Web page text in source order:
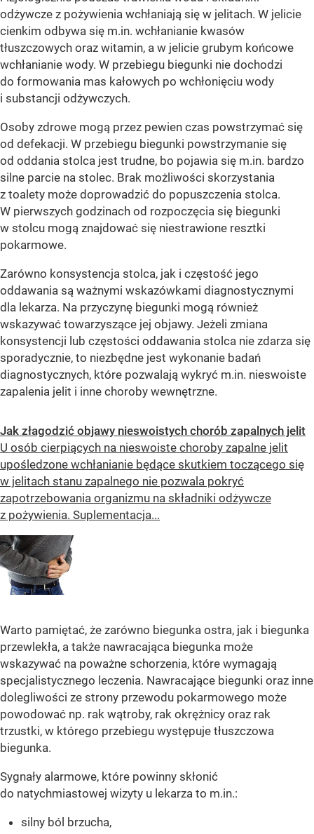
odżywcze z pożywienia wchłaniają się w jelitach. W jelicie
cienkim odbywa się m.in. wchłanianie kwasów
tłuszczowych oraz witamin, a w jelicie grubym końcowe
wchłanianie wody. W przebiegu biegunki nie dochodzi
do formowania mas kałowych po wchłonięciu wody
i substancji odżywczych.
Osoby zdrowe mogą przez pewien czas powstrzymać się
od defekacji. W przebiegu biegunki powstrzymanie się
od oddania stolca jest trudne, bo pojawia się m.in. bardzo
silne parcie na stolec. Brak możliwości skorzystania
z toalety może doprowadzić do popuszczenia stolca.
W pierwszych godzinach od rozpoczęcia się biegunki
w stolcu mogą znajdować się niestrawione resztki
pokarmowe.
Zarówno konsystencja stolca, jak i częstość jego
oddawania są ważnymi wskazówkami diagnostycznymi
dla lekarza. Na przyczynę biegunki mogą również
wskazywać towarzyszące jej objawy. Jeżeli zmiana
konsystencji lub częstości oddawania stolca nie zdarza się
sporadycznie, to niezbędne jest wykonanie badań
diagnostycznych, które pozwalają wykryć m.in. nieswoiste
zapalenia jelit i inne choroby wewnętrzne.
Jak złagodzić objawy nieswoistych chorób zapalnych jelit
U osób cierpiących na nieswoiste choroby zapalne jelit
upośledzone wchłanianie będące skutkiem toczącego się
w jelitach stanu zapalnego nie pozwala pokryć
zapotrzebowania organizmu na składniki odżywcze
z pożywienia. Suplementacja...
Warto pamiętać, że zarówno biegunka ostra, jak i biegunka
przewlekła, a także nawracająca biegunka może
wskazywać na poważne schorzenia, które wymagają
specjalistycznego leczenia. Nawracające biegunki oraz inne
dolegliwości ze strony przewodu pokarmowego może
powodować np. rak wątroby, rak okrężnicy oraz rak
trzustki, w którego przebiegu występuje tłuszczowa
biegunka.
Sygnały alarmowe, które powinny skłonić
do natychmiastowej wizyty u lekarza to m.in.:
silny ból brzucha,